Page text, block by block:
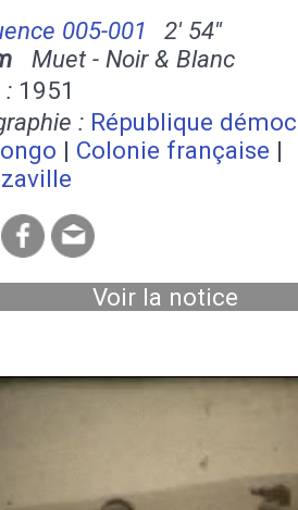
005-001
2' 54''
Muet - Noir & Blanc
: 1951
: République
| Colonie française |
Voir la notice